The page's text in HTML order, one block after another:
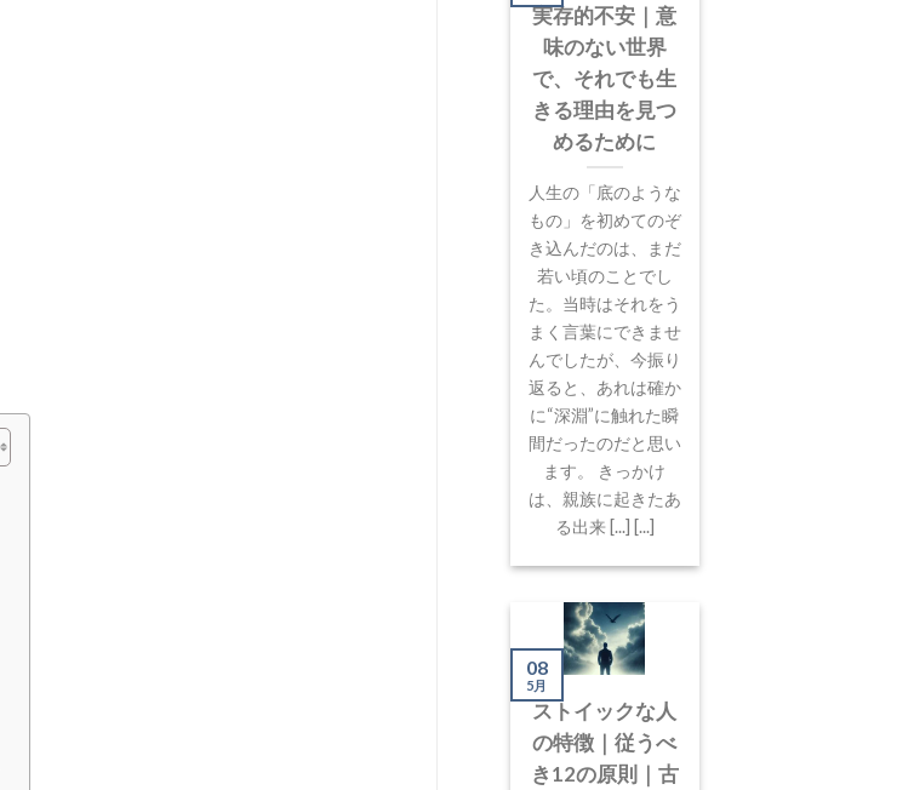
実存的不安｜意
味のない世界
で、それでも生
きる理由を見つ
めるために
人生の「底のような
もの」を初めてのぞ
き込んだのは、まだ
若い頃のことでし
た。当時はそれをう
まく言葉にできませ
んでしたが、今振り
返ると、あれは確か
に“深淵”に触れた瞬
間だったのだと思い
ます。 きっかけ
は、親族に起きたあ
る出来 [...] [...]
ストイックな人
の特徴｜従うべ
き12の原則｜古
08
5月